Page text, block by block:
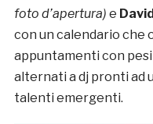
foto d’apertura) e
con un calendario che
appuntamenti con
alternati a dj pronti ad
talenti emergenti.